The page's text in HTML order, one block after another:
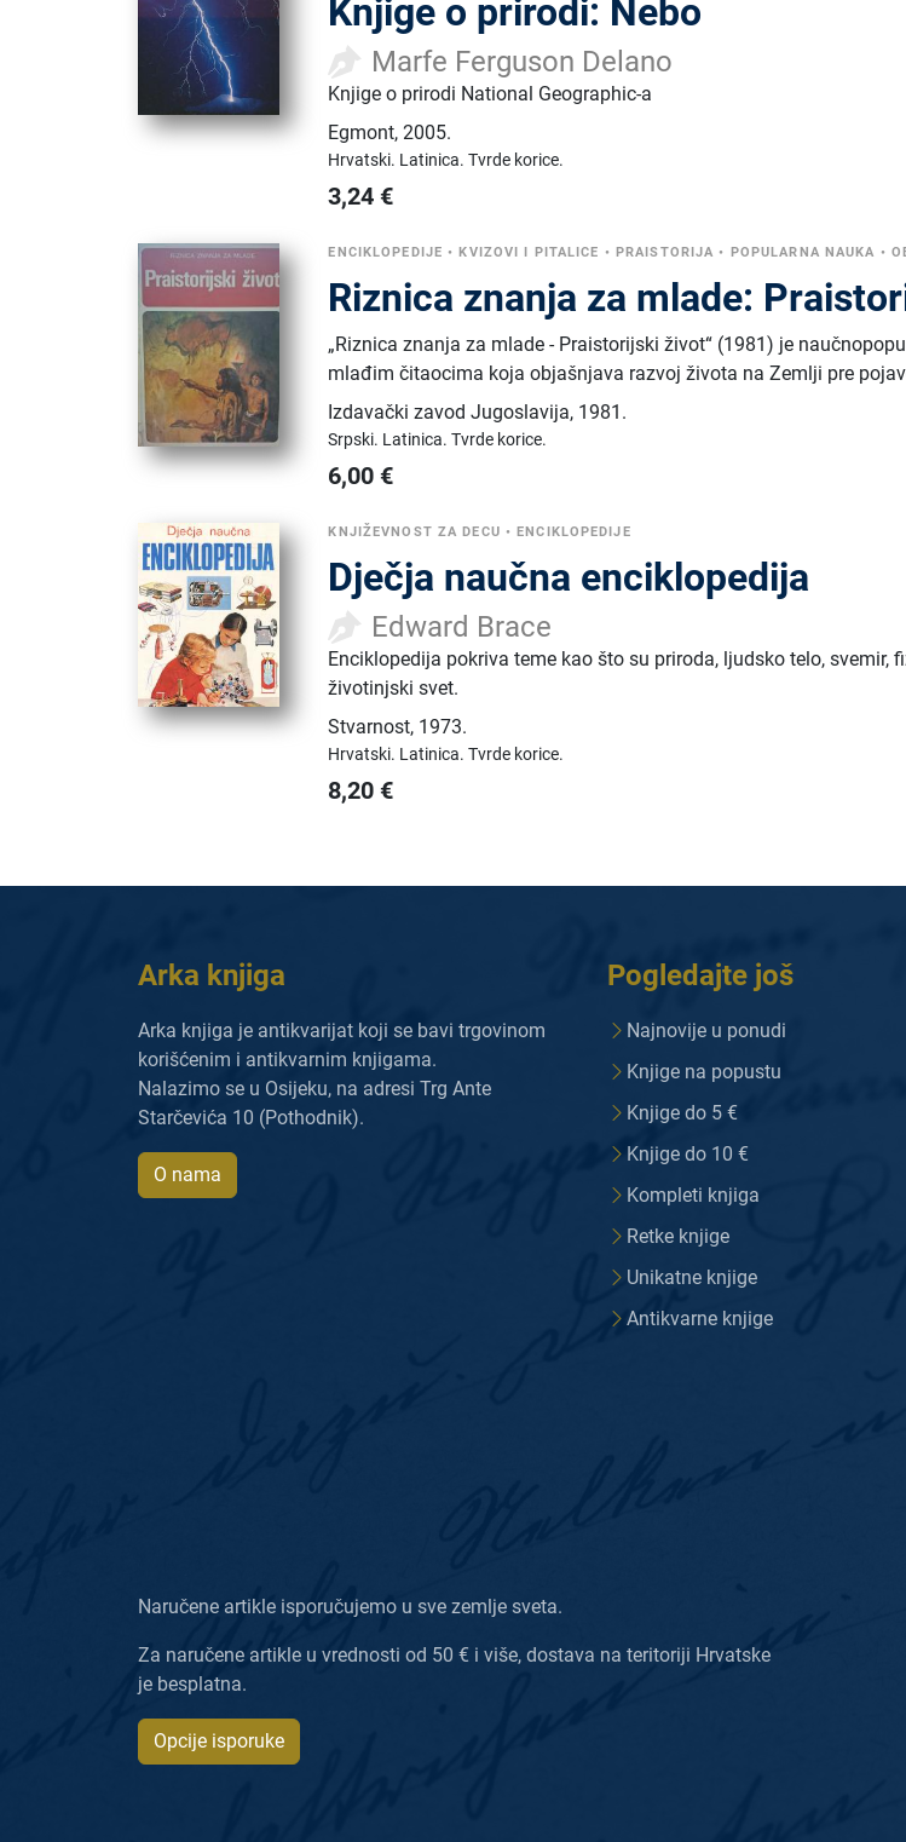
Knjige o prirodi: Nebo
Marfe Ferguson Delano
Knjige o prirodi National Geographic-a
Egmont,2005.
Hrvatski. Latinica.Tvrde korice.
3,24 €
ENCIKLOPEDIJE •KVIZOVI I PITALICE • PRAISTORIJA • POPULARNA NAUKA •
Riznica znanja za mlade:
„Riznica znanja za mlade - Praistorijski život“ (1981) je
mlađim čitaocima koja objašnjava razvoj života na Zemlji pre
Izdavački zavod Jugoslavija, 1981.
Srpski. Latinica.Tvrde korice.
6,00 €
KNJIŽEVNOST ZA DECU •ENCIKLOPEDIJE
Dječja naučna enciklopedija
Edward Brace
Enciklopedija pokriva teme kao što su priroda, ljudsko telo, svemir,
životinjski svet.
Stvarnost, 1973.
Hrvatski. Latinica.Tvrde korice.
8,20 €
Arka knjiga
Arka knjiga je antikvarijat koji se bavi trgovinom
korišćenim i antikvarnim knjigama.
Nalazimo se u Osijeku, na adresi Trg Ante
Starčevića 10 (Pothodnik).
O nama
Pogledajte još
Najnovije u ponudi
Knjige na popustu
Knjige do 5 €
Knjige do 10 €
Kompleti knjiga
Retke knjige
Unikatne knjige
Antikvarne knjige
Naručene artikle isporučujemo u sve zemlje sveta.
Za naručene artikle u vrednosti od 50 € i više, dostava na teritoriji Hrvatske
je besplatna.
Opcije isporuke